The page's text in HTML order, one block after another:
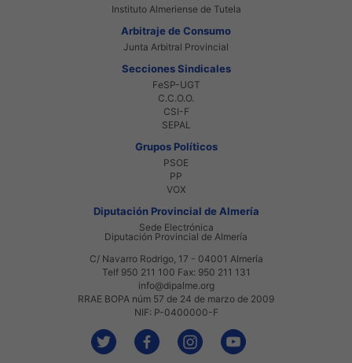
Instituto Almeriense de Tutela
Arbitraje de Consumo
Junta Arbitral Provincial
Secciones Sindicales
FeSP-UGT
C.C.O.O.
CSI-F
SEPAL
Grupos Políticos
PSOE
PP
VOX
Diputación Provincial de Almería
Sede Electrónica
Diputación Provincial de Almería
C/ Navarro Rodrigo, 17 - 04001 Almería
Telf 950 211 100 Fax: 950 211 131
info@dipalme.org
RRAE BOPA núm 57 de 24 de marzo de 2009
NIF: P-0400000-F